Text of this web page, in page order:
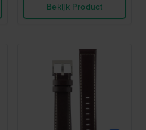
Bekijk Product